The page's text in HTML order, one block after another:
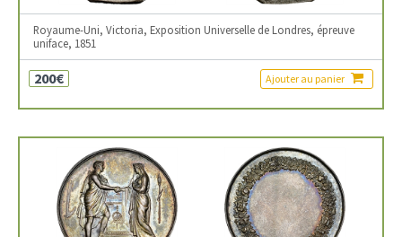
Royaume-Uni, Victoria, Exposition Universelle de Londres, épreuve
uniface, 1851
200€ Ajouter au panier